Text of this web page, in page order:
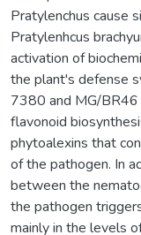
Pratylenchus cause
Pratylenhcus
activation of
the plant's defense
7380 and MG/
flavonoid
phytoalexins that
of the pathogen. In
between the
the pathogen
mainly in the levels